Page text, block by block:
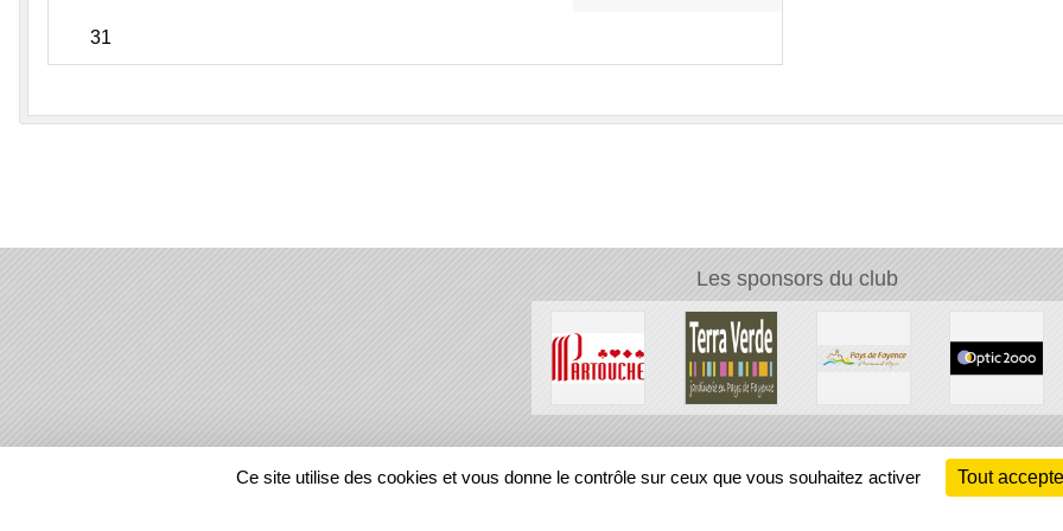
31
Les sponsors du club
REGIONS
Ce site utilise des cookies et vous donne le contrôle sur ceux que vous souhaitez activer Tout